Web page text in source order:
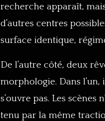
recherche apparaît,
d’autres centres
surface identique,
De l’autre côté, deux
morphologie. Dans l’un,
s’ouvre pas. Les
tenu par la même